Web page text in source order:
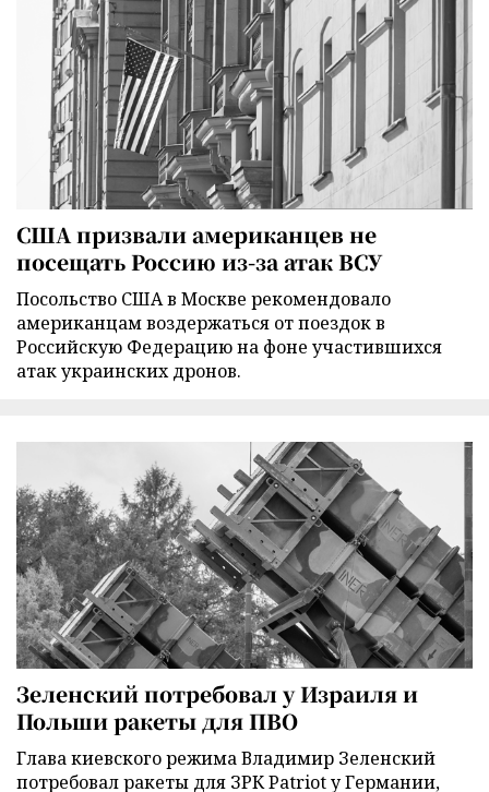
США призвали американцев не
посещать Россию из-за атак ВСУ
Посольство США в Москве рекомендовало
американцам воздержаться от поездок в
Российскую Федерацию на фоне участившихся
атак украинских дронов.
Зеленский потребовал у Израиля и
Польши ракеты для ПВО
Глава киевского режима Владимир Зеленский
потребовал ракеты для ЗРК Patriot у Германии,